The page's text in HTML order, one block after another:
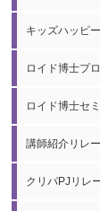
キッズハッピ
ロイド博士プ
ロイド博士セ
講師紹介リレー
クリパPJリレ